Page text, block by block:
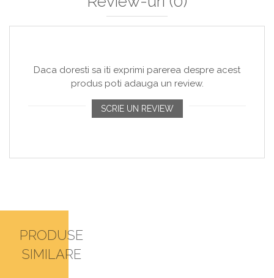
Daca doresti sa iti exprimi parerea despre acest
produs poti adauga un review.
SCRIE UN REVIEW
PRODUSE
SIMILARE